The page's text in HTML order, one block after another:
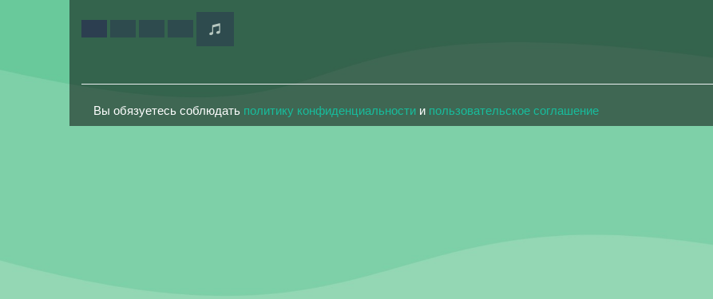
Вы обязуетесь соблюдать политику конфиденциальности и пользовательское соглашение